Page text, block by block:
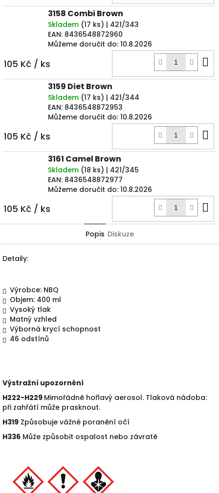
3158 Combi Brown
Skladem (17 ks) | 421/343
EAN: 8436548872960
Můžeme doručit do: 10.8.2026
105 Kč / ks
3159 Diet Brown
Skladem (17 ks) | 421/344
EAN: 8436548872953
Můžeme doručit do: 10.8.2026
105 Kč / ks
3161 Camel Brown
Skladem (18 ks) | 421/345
EAN: 8436548872977
Můžeme doručit do: 10.8.2026
105 Kč / ks
Popis Diskuze
Detaily:
Výrobce: NBQ
Objem: 400 ml
Vysoký tlak
Matný vzhled
Výborná krycí schopnost
46 odstínů
Výstražní upozornění
H222-H229 Mimořádně hořlavý aerosol. Tlaková nádoba:
při zahřátí může prasknout.
H319 Způsobuje vážné poranění očí
H336 Může způsobit ospalost nebo závratě